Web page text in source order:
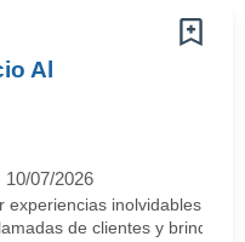
Al
10/07/2026
experiencias inolvidables.
de clientes y brindar